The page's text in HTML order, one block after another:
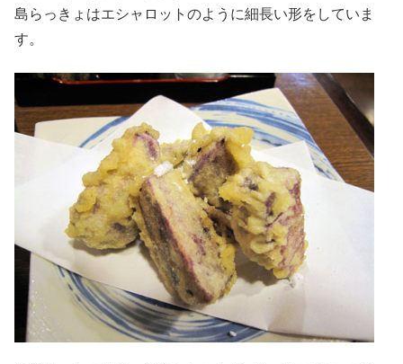
島らっきょはエシャロットのように細長い形をしていま
す。